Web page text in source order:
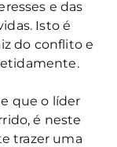
e das
Isto é
do conflito e
que o líder
é neste
trazer uma